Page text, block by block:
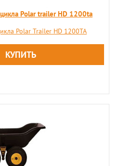
Polar trailer HD 1200ta
Polar Trailer HD 1200TA